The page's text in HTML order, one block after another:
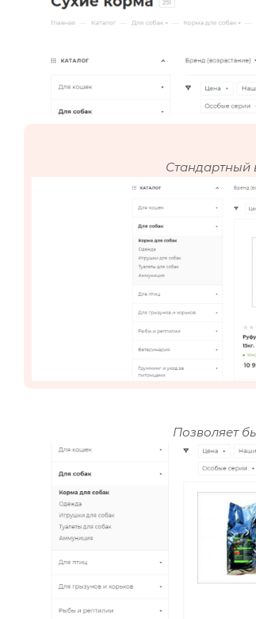
Стандартный
Позволяет